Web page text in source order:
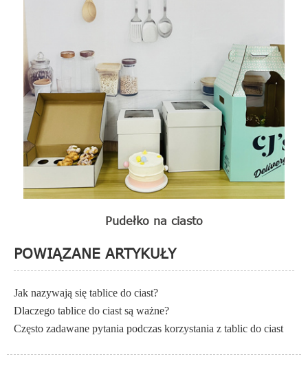
Pudełko na ciasto
POWIĄZANE ARTYKUŁY
Jak nazywają się tablice do ciast?
Dlaczego tablice do ciast są ważne?
Często zadawane pytania podczas korzystania z tablic do ciast